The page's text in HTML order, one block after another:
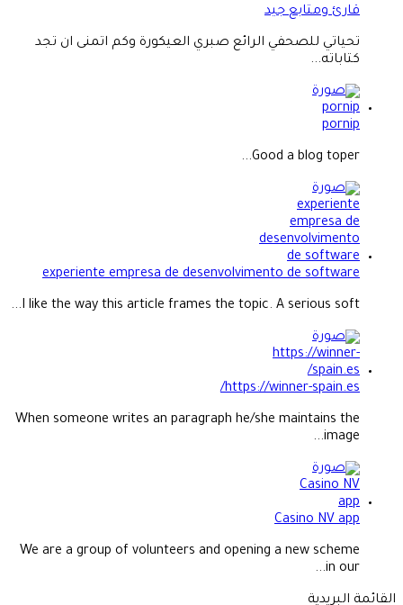
قارئ ومتابع جيد
تحياتي للصحفي الرائع صبري العيكورة وكم اتمنى ان تجد
كتاباته...
pornip
Good a blog toper...
experiente empresa de desenvolvimento de software
I like the way this article frames the topic. A serious soft...
https://winner-spain.es/
When someone writes an paragraph he/she maintains the
image...
Casino NV app
We are a group of volunteers and opening a new scheme
in our...
القائمة البريدية